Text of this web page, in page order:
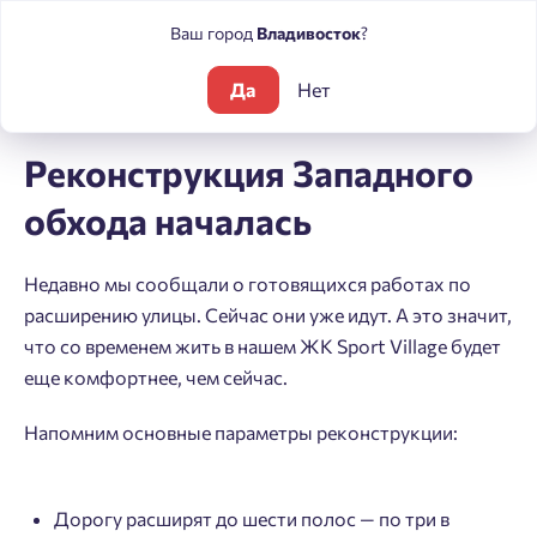
Реконструкция Западного обхода началась
Реконструкция Западного
обхода началась
Недавно мы сообщали о готовящихся работах по
расширению улицы. Сейчас они уже идут. А это значит,
что со временем жить в нашем ЖК Sport Village будет
еще комфортнее, чем сейчас.
Напомним основные параметры реконструкции:
Дорогу расширят до шести полос — по три в
Ваш город Владивосток?
Да Нет